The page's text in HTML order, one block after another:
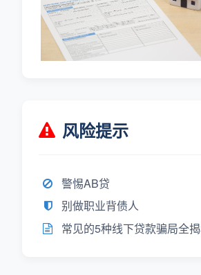
风险提示
警惕AB贷
别做职业背债人
常见的5种线下贷款骗局全